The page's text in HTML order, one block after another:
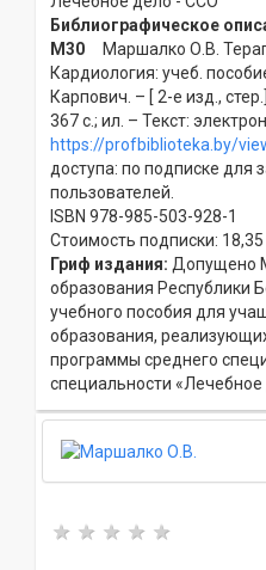
Библиографическое
М30 Маршалко О.В.
Кардиология: учеб.
Карпович. – [ 2-е изд.,
367 с.; ил. – Текст:
https://profbiblioteka.by/
доступа: по подписке для
пользователей.
ISBN 978-985-503-928-1
Стоимость подписки: 18,35
Гриф издания: Допущено
образования Республики
учебного пособия для
образования,
программы среднего
специальности «Лечебное